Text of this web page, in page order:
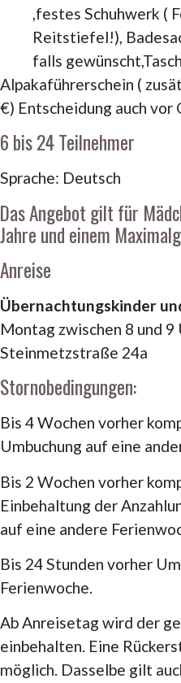
,festes Schuhwerk (
Reitstiefel!),
falls
Alpakaführerschein (
€) Entscheidung auch vor
6 bis 24 Teilnehmer
Sprache: Deutsch
Das Angebot gilt für
Jahre und einem
Anreise
Übernachtungskinder
Montag zwischen 8 und 9
Steinmetzstraße 24a
Stornobedingungen:
Bis 4 Wochen vorher
Umbuchung auf eine
Bis 2 Wochen vorher
Einbehaltung der
auf eine andere
Bis 24 Stunden vorher
Ferienwoche.
Ab Anreisetag wird der
einbehalten. Eine
möglich. Dasselbe gilt